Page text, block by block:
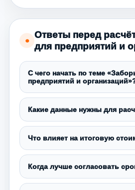
●
Ответы перед
для предприятий и
С чего начать по теме
предприятий и
Какие данные нужны для
Что влияет на итоговую
Когда лучше согласовать